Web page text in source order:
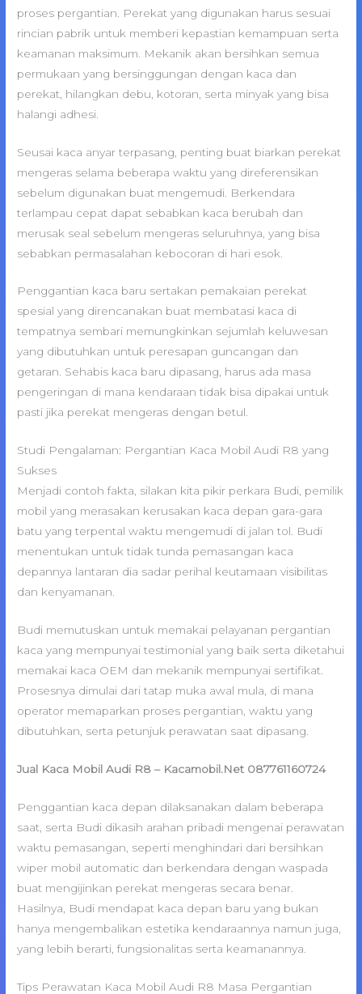
proses pergantian. Perekat yang digunakan harus sesuai
rincian pabrik untuk memberi kepastian kemampuan serta
keamanan maksimum. Mekanik akan bersihkan semua
permukaan yang bersinggungan dengan kaca dan
perekat, hilangkan debu, kotoran, serta minyak yang bisa
halangi adhesi.
Seusai kaca anyar terpasang, penting buat biarkan perekat
mengeras selama beberapa waktu yang direferensikan
sebelum digunakan buat mengemudi. Berkendara
terlampau cepat dapat sebabkan kaca berubah dan
merusak seal sebelum mengeras seluruhnya, yang bisa
sebabkan permasalahan kebocoran di hari esok.
Penggantian kaca baru sertakan pemakaian perekat
spesial yang direncanakan buat membatasi kaca di
tempatnya sembari memungkinkan sejumlah keluwesan
yang dibutuhkan untuk peresapan guncangan dan
getaran. Sehabis kaca baru dipasang, harus ada masa
pengeringan di mana kendaraan tidak bisa dipakai untuk
pasti jika perekat mengeras dengan betul.
Studi Pengalaman: Pergantian Kaca Mobil Audi R8 yang
Sukses
Menjadi contoh fakta, silakan kita pikir perkara Budi, pemilik
mobil yang merasakan kerusakan kaca depan gara-gara
batu yang terpental waktu mengemudi di jalan tol. Budi
menentukan untuk tidak tunda pemasangan kaca
depannya lantaran dia sadar perihal keutamaan visibilitas
dan kenyamanan.
Budi memutuskan untuk memakai pelayanan pergantian
kaca yang mempunyai testimonial yang baik serta diketahui
memakai kaca OEM dan mekanik mempunyai sertifikat.
Prosesnya dimulai dari tatap muka awal mula, di mana
operator memaparkan proses pergantian, waktu yang
dibutuhkan, serta petunjuk perawatan saat dipasang.
Jual Kaca Mobil Audi R8 – Kacamobil.Net 087761160724
Penggantian kaca depan dilaksanakan dalam beberapa
saat, serta Budi dikasih arahan pribadi mengenai perawatan
waktu pemasangan, seperti menghindari dari bersihkan
wiper mobil automatic dan berkendara dengan waspada
buat mengijinkan perekat mengeras secara benar.
Hasilnya, Budi mendapat kaca depan baru yang bukan
hanya mengembalikan estetika kendaraannya namun juga,
yang lebih berarti, fungsionalitas serta keamanannya.
Tips Perawatan Kaca Mobil Audi R8 Masa Pergantian